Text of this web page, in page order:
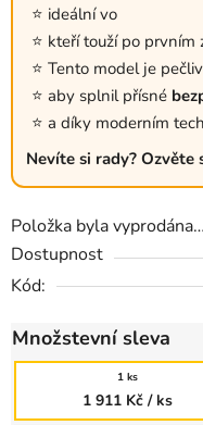
ideální vo
kteří touží po prvním
Tento model je
aby splnil přísné
a díky moderním
Nevíte si rady? Ozvěte
Položka byla vyprodána…
Dostupnost
Kód:
Množstevní sleva
1 ks
1 911 Kč / ks